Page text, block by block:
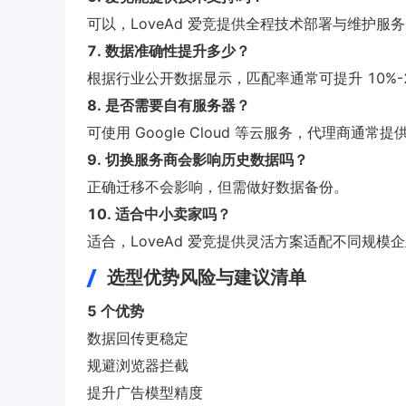
可以，LoveAd 爱竞提供全程技术部署与维护服务
7. 数据准确性提升多少？
根据行业公开数据显示，匹配率通常可提升 10%-
8. 是否需要自有服务器？
可使用 Google Cloud 等云服务，代理商通常提供
9. 切换服务商会影响历史数据吗？
正确迁移不会影响，但需做好数据备份。
10. 适合中小卖家吗？
适合，LoveAd 爱竞提供灵活方案适配不同规模企
选型优势风险与建议清单
5 个优势
数据回传更稳定
规避浏览器拦截
提升广告模型精度